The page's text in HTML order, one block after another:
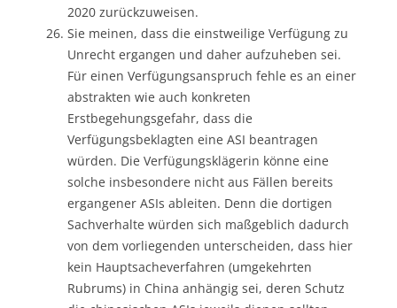
2020 zurückzuweisen.
Sie meinen, dass die einstweilige Verfügung zu
Unrecht ergangen und daher aufzuheben sei.
Für einen Verfügungsanspruch fehle es an einer
abstrakten wie auch konkreten
Erstbegehungsgefahr, dass die
Verfügungsbeklagten eine ASI beantragen
würden. Die Verfügungsklägerin könne eine
solche insbesondere nicht aus Fällen bereits
ergangener ASIs ableiten. Denn die dortigen
Sachverhalte würden sich maßgeblich dadurch
von dem vorliegenden unterscheiden, dass hier
kein Hauptsacheverfahren (umgekehrten
Rubrums) in China anhängig sei, deren Schutz